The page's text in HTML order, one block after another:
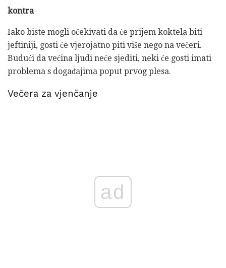
kontra
Iako biste mogli očekivati ​​da će prijem koktela biti
jeftiniji, gosti će vjerojatno piti više nego na večeri.
Budući da većina ljudi neće sjediti, neki će gosti imati
problema s događajima poput prvog plesa.
Večera za vjenčanje
ad